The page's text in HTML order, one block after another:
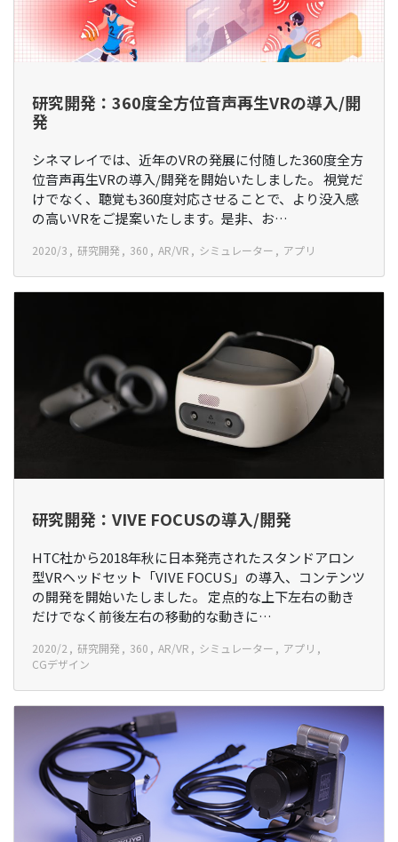
研究開発：360度全方位音声再生VRの導入/開
発
シネマレイでは、近年のVRの発展に付随した360度全方
位音声再生VRの導入/開発を開始いたしました。 視覚だ
けでなく、聴覚も360度対応させることで、より没入感
の高いVRをご提案いたします。是非、お…
2020/3 研究開発 360 AR/VR シミュレーター アプリ
研究開発：VIVE FOCUSの導入/開発
HTC社から2018年秋に日本発売されたスタンドアロン
型VRヘッドセット「VIVE FOCUS」の導入、コンテンツ
の開発を開始いたしました。 定点的な上下左右の動き
だけでなく前後左右の移動的な動きに…
2020/2 研究開発 360 AR/VR シミュレーター
アプリ
CGデザイン